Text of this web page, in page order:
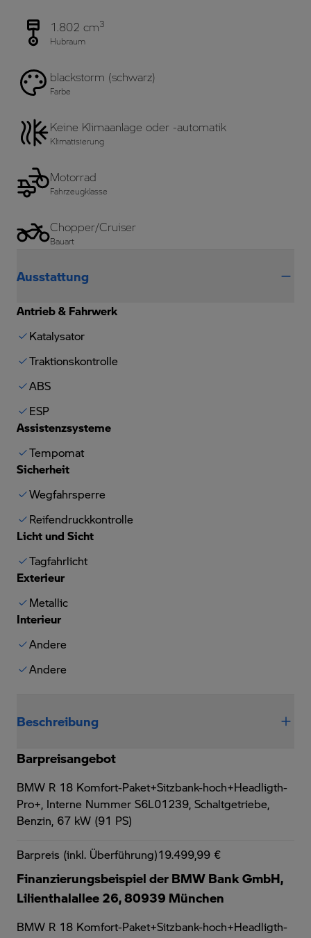
1.802 cm3
Hubraum
blackstorm (schwarz)
Farbe
Keine Klimaanlage oder -automatik
Klimatisierung
Motorrad
Fahrzeugklasse
Chopper/Cruiser
Bauart
Ausstattung
Antrieb & Fahrwerk
Katalysator
Traktionskontrolle
ABS
ESP
Assistenzsysteme
Tempomat
Sicherheit
Wegfahrsperre
Reifendruckkontrolle
Licht und Sicht
Tagfahrlicht
Exterieur
Metallic
Interieur
Andere
Andere
Beschreibung
Barpreisangebot
BMW R 18 Komfort-Paket+Sitzbank-hoch+Headligth-
Pro+, Interne Nummer S6L01239, Schaltgetriebe,
Benzin, 67 kW (91 PS)
Barpreis (inkl. Überführung)19.499,99 €
Finanzierungsbeispiel der BMW Bank GmbH,
Lilienthalallee 26, 80939 München
BMW R 18 Komfort-Paket+Sitzbank-hoch+Headligth-